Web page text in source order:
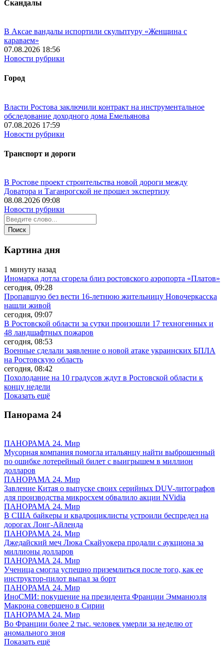
Скандалы
В Аксае вандалы испортили скульптуру «Женщина с
караваем»
07.08.2026 18:56
Новости рубрики
Город
Власти Ростова заключили контракт на инструментальное
обследование доходного дома Емельянова
07.08.2026 17:59
Новости рубрики
Транспорт и дороги
В Ростове проект строительства новой дороги между
Доватора и Таганрогской не прошел экспертизу
08.08.2026 09:08
Новости рубрики
Картина дня
1 минуту назад
Иномарка дотла сгорела близ ростовского аэропорта «Платов»
сегодня, 09:28
Пропавшую без вести 16-летнюю жительницу Новочеркасска
нашли живой
сегодня, 09:07
В Ростовской области за сутки произошли 17 техногенных и
48 ландшафтных пожаров
сегодня, 08:53
Военные сделали заявление о новой атаке украинских БПЛА
на Ростовскую область
сегодня, 08:42
Похолодание на 10 градусов ждут в Ростовской области к
концу недели
Показать ещё
Панорама 24
ПАНОРАМА 24. Мир
Мусорная компания помогла итальянцу найти выброшенный
по ошибке лотерейный билет с выигрышем в миллион
долларов
ПАНОРАМА 24. Мир
Завление Китая о выпуске своих серийных DUV-литографов
для производства микросхем обвалило акции NVidia
ПАНОРАМА 24. Мир
В США байкеры и квадроциклисты устроили беспредел на
дорогах Лонг-Айленда
ПАНОРАМА 24. Мир
Джедайский меч Люка Скайуокера продали с аукциона за
миллионы долларов
ПАНОРАМА 24. Мир
Ученица смогла успешно приземлиться после того, как ее
инструктор-пилот выпал за борт
ПАНОРАМА 24. Мир
ИноСМИ: покушение на президента Франции Эмманюэля
Макрона совершено в Сирии
ПАНОРАМА 24. Мир
Во Франции более 2 тыс. человек умерли за неделю от
аномального зноя
Показать ещё